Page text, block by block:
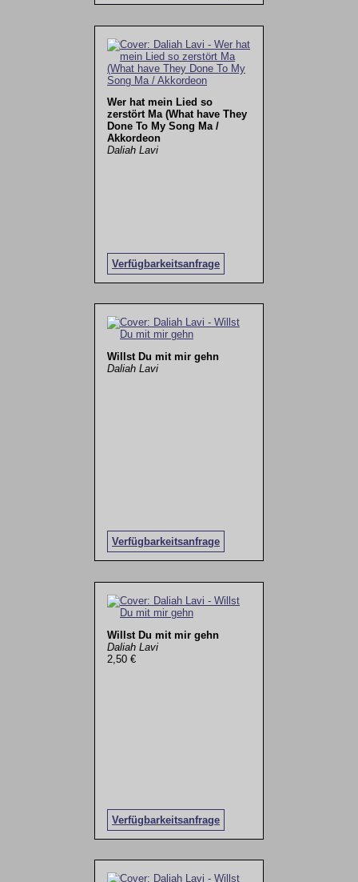
Wer hat mein Lied so
zerstört Ma (What have They
Done To My Song Ma /
Akkordeon
Daliah Lavi
Verfügbarkeitsanfrage
Willst Du mit mir gehn
Daliah Lavi
Verfügbarkeitsanfrage
Willst Du mit mir gehn
Daliah Lavi
2,50 €
Verfügbarkeitsanfrage